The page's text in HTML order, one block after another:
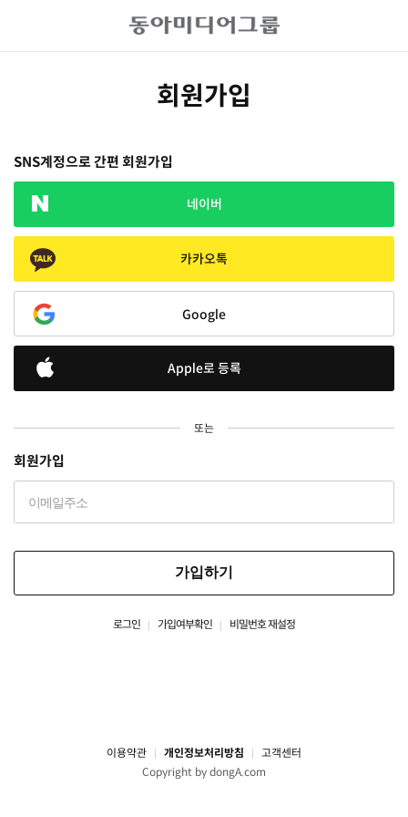
회원가입
SNS계정으로 간편 회원가입
네이버
카카오톡
Google
Apple로 등록
또는
회원가입
가입하기
로그인 가입여부확인 비밀번호 재설정
이용약관 개인정보처리방침
고객센터
Copyright by dongA.com